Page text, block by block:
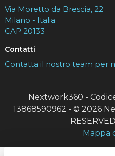
Via Moretto da Brescia, 22
Milano - Italia
CAP 20133
Contatti
Contatta il nostro team per
Nextwork360 -
13868590962 - © 2026
Mappa